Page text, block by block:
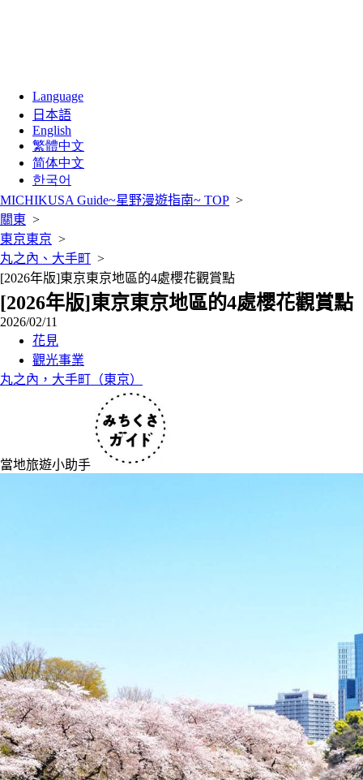
Language
日本語
English
繁體中文
简体中文
한국어
MICHIKUSA Guide~星野漫遊指南~ TOP >
關東 >
東京東京 >
丸之內、大手町 >
[2026年版]東京東京地區的4處櫻花觀賞點
[2026年版]東京東京地區的4處櫻花觀賞點
2026/02/11
花見
觀光事業
丸之內，大手町（東京）
當地旅遊小助手